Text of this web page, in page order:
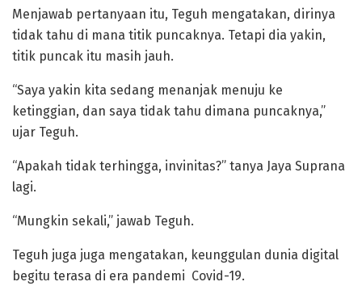
Menjawab pertanyaan itu, Teguh mengatakan, dirinya
tidak tahu di mana titik puncaknya. Tetapi dia yakin,
titik puncak itu masih jauh.
“Saya yakin kita sedang menanjak menuju ke
ketinggian, dan saya tidak tahu dimana puncaknya,”
ujar Teguh.
“Apakah tidak terhingga, invinitas?” tanya Jaya Suprana
lagi.
“Mungkin sekali,” jawab Teguh.
Teguh juga juga mengatakan, keunggulan dunia digital
begitu terasa di era pandemi Covid-19.